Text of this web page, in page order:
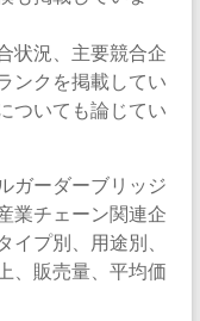
状況、主要競合企
ンクを掲載してい
ついても論じてい
ガーダーブリッジ
業チェーン関連企
プ別、用途別、
、販売量、平均価